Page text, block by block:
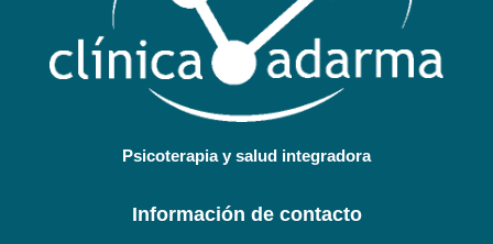
Psicoterapia y salud integradora
Información de contacto